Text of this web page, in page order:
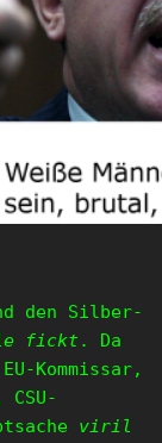
den Silber-
fickt. Da
Kommissar,
viril